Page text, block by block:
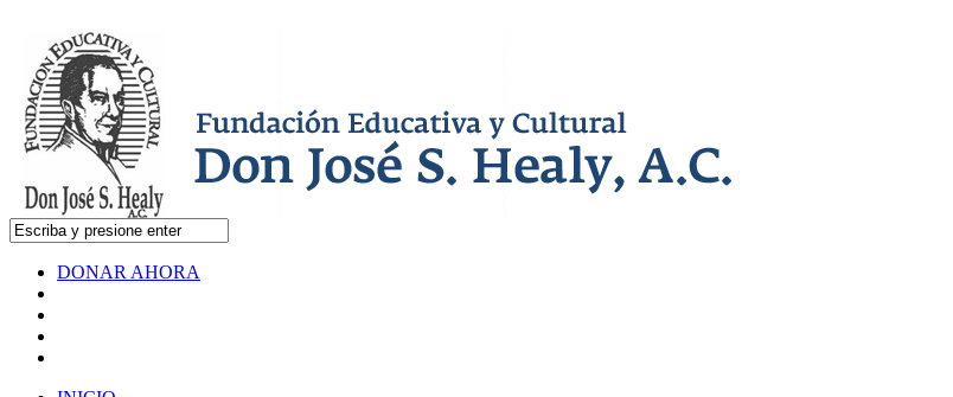
DONAR AHORA